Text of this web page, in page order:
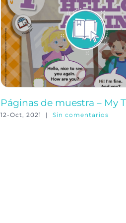
Páginas de muestra – My
12-Oct, 2021 | Sin comentarios